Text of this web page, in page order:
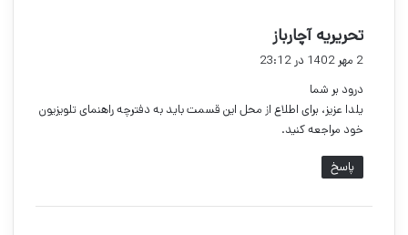
تحریریه آچارباز
ف
2 مهر 1402 در 23:12
درود بر شما
یلدا عزیز، برای اطلاع از محل این قسمت باید به دفترچه راهنمای تلویزیون
خود مراجعه کنید.
پاسخ